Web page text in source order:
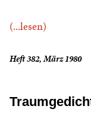
(...lesen)
Heft 382, März 1980